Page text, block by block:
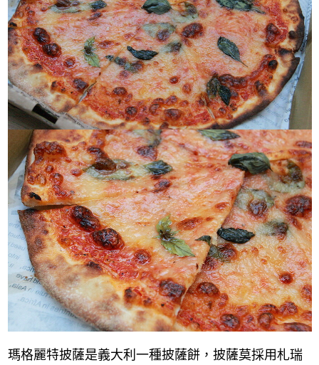
瑪格麗特披薩是義大利一種披薩餅，披薩莫採用札瑞